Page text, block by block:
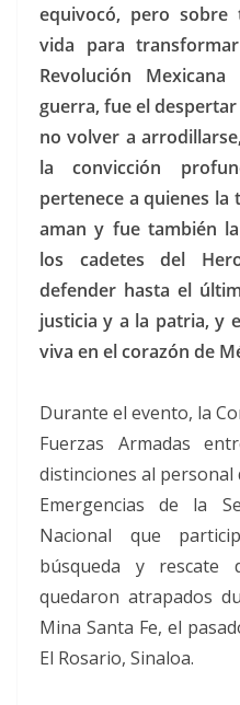
equivocó, pero
vida para
Revolución
guerra, fue el
no volver a
la convicción
pertenece a quienes la
aman y fue también
los cadetes del
defender hasta el
justicia y a la patria, y
viva en el corazón de
Durante el evento, la
Fuerzas Armadas
distinciones al personal
Emergencias de la
Nacional que
búsqueda y rescate
quedaron atrapados
Mina Santa Fe, el
El Rosario, Sinaloa.